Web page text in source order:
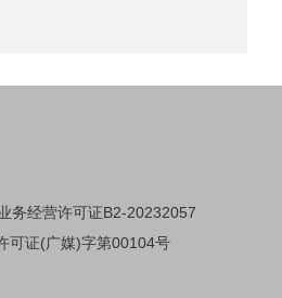
务经营许可证B2-20232057
可证(广媒)字第00104号